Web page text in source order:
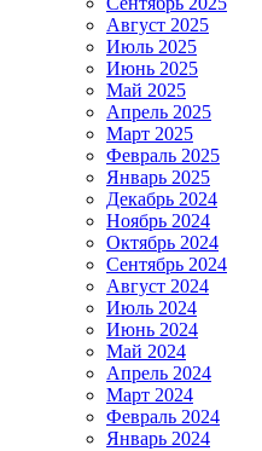
Август 2025
Июль 2025
Июнь 2025
Май 2025
Апрель 2025
Март 2025
Февраль 2025
Январь 2025
Декабрь 2024
Ноябрь 2024
Октябрь 2024
Сентябрь 2024
Август 2024
Июль 2024
Июнь 2024
Май 2024
Апрель 2024
Март 2024
Февраль 2024
Январь 2024